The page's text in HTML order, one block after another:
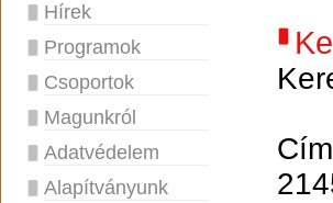
Hírek
Programok
Csoportok
Magunkról
Adatvédelem
Alapítványunk